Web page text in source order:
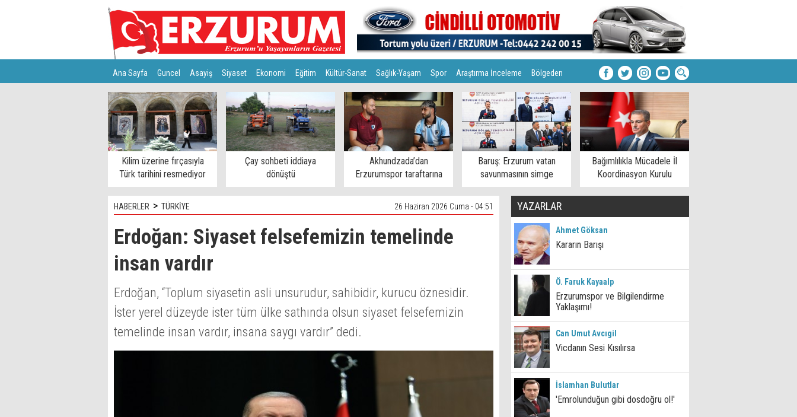
Ana Sayfa Guncel Asayiş Siyaset Ekonomi Eğitim Kültür-Sanat Sağlık-Yaşam Spor Araştırma İnceleme Bölgeden
Türkiye Teknoloji
Kilim üzerine fırçasıyla
Türk tarihini resmediyor
Çay sohbeti iddiaya
dönüştü
Akhundzada’dan
Erzurumspor taraftarına
mesaj
Baruş: Erzurum vatan
savunmasının simge
şehirlerinden
Bağımlılıkla Mücadele İl
Koordinasyon Kurulu
toplandı
HABERLER > TÜRKİYE 26 Haziran 2026 Cuma - 04:51
Erdoğan: Siyaset felsefemizin temelinde
insan vardır
Erdoğan, “Toplum siyasetin asli unsurudur, sahibidir, kurucu öznesidir.
İster yerel düzeyde ister tüm ülke sathında olsun siyaset felsefemizin
temelinde insan vardır, insana saygı vardır” dedi.
YAZARLAR
Ahmet Göksan
Kararın Barışı
Ö. Faruk Kayaalp
Erzurumspor ve Bilgilendirme
Yaklaşımı!
Can Umut Avcıgil
Vicdanın Sesi Kısılırsa
İslamhan Bulutlar
'Emrolunduğun gibi dosdoğru ol!'